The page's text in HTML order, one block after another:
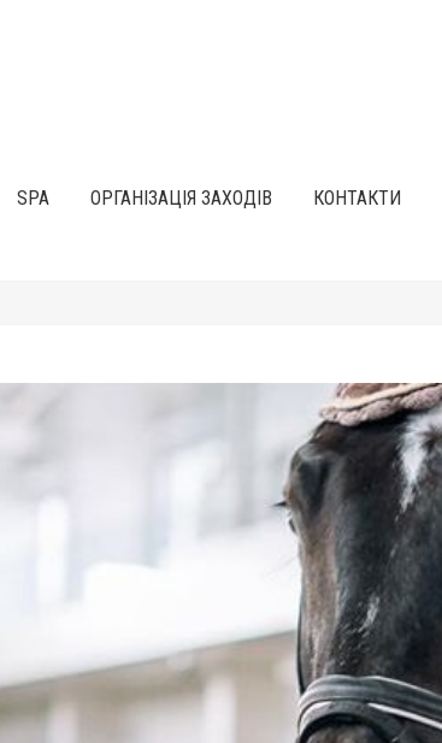
SPA ОРГАНІЗАЦІЯ ЗАХОДІВ КОНТАКТИ